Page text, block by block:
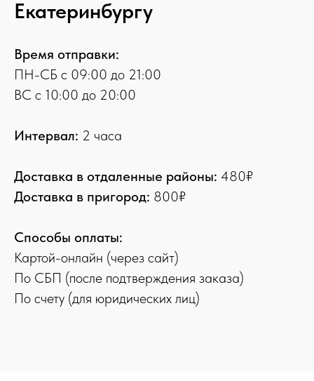
Екатеринбургу
Время отправки:
ПН-СБ с 09:00 до 21:00
ВС с 10:00 до 20:00
Интервал: 2 часа
Доставка в отдаленные районы: 480₽
Доставка в пригород: 800₽
Способы оплаты:
Картой-онлайн (через сайт)
По СБП (после подтверждения заказа)
По счету (для юридических лиц)